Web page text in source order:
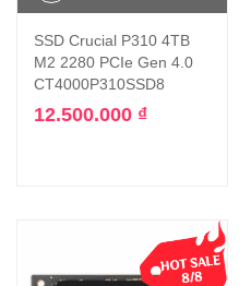
SSD Crucial P310 4TB
M2 2280 PCIe Gen 4.0
CT4000P310SSD8
12.500.000 ₫